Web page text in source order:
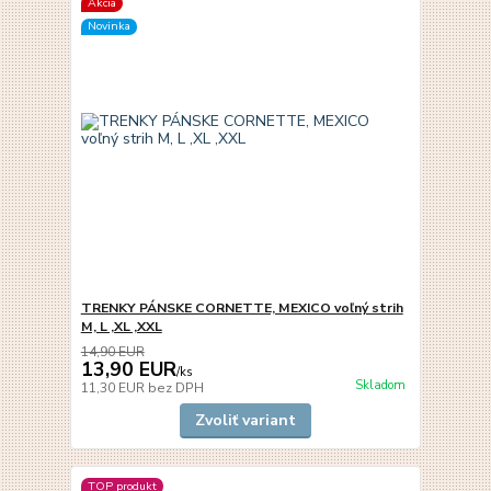
Novinka
TRENKY PÁNSKE CORNETTE, MEXICO voľný strih
M, L ,XL ,XXL
14,90 EUR
13,90 EUR/ks
11,30 EUR bez DPH Skladom
Zvoliť variant
TOP produkt